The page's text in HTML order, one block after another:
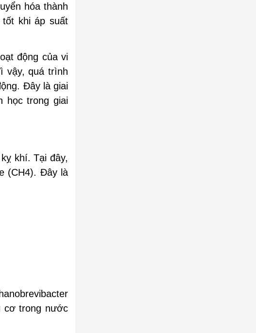
hóa thành
khi áp suất
động của vi
vậy, quá trình
Đây là giai
học trong giai
khí. Tại đây,
(CH4). Đây là
cơ trong nước